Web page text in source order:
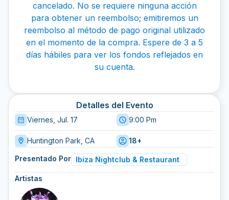
cancelado. No se requiere ninguna acción
para obtener un reembolso; emitiremos un
reembolso al método de pago original utilizado
en el momento de la compra. Espere de 3 a 5
días hábiles para ver los fondos reflejados en
su cuenta.
Detalles del Evento
Viernes, Jul. 17 9:00 Pm
Huntington Park, CA 18+
Presentado Por Ibiza Nightclub & Restaurant
Artistas